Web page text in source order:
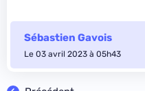
Sébastien Gavois
Le 03 avril 2023 à 05h43